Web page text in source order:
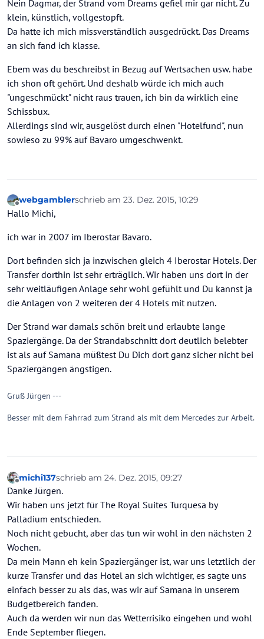
Nein Dagmar, der Strand vom Dreams gefiel mir gar nicht. Zu
klein, künstlich, vollgestopft.
Da hatte ich mich missverständlich ausgedrückt. Das Dreams
an sich fand ich klasse.
Ebem was du beschreibst in Bezug auf Wertsachen usw. habe
ich shon oft gehört. Und deshalb würde ich mich auch
"ungeschmückt" nicht raus trauen, ich bin da wirklich eine
Schissbux.
Allerdings sind wir, ausgelöst durch einen "Hotelfund", nun
sowieso zu 99% auf Bavaro umgeschwenkt.
Offline
webgamblerschrieb am 23. Dez. 2015, 10:29
zuletzt editiert von
Hallo Michi,
ich war in 2007 im Iberostar Bavaro.
Dort befinden sich ja inzwischen gleich 4 Iberostar Hotels. Der
Transfer dorthin ist sehr erträglich. Wir haben uns dort in der
sehr weitläufigen Anlage sehr wohl gefühlt und Du kannst ja
die Anlagen von 2 weiteren der 4 Hotels mit nutzen.
Der Strand war damals schön breit und erlaubte lange
Spaziergänge. Da der Strandabschnitt dort deutlich belebter
ist als auf Samana müßtest Du Dich dort ganz sicher nicht bei
Spaziergängen ängstigen.
Gruß Jürgen ---
Besser mit dem Fahrrad zum Strand als mit dem Mercedes zur Arbeit.
Offline
michi137schrieb am 24. Dez. 2015, 09:27
zuletzt editiert von
Danke Jürgen.
Wir haben uns jetzt für The Royal Suites Turquesa by
Palladium entschieden.
Noch nicht gebucht, aber das tun wir wohl in den nächsten 2
Wochen.
Da mein Mann eh kein Spaziergänger ist, war uns letztlich der
kurze Transfer und das Hotel an sich wichtiger, es sagte uns
einfach besser zu als das, was wir auf Samana in unserem
Budgetbereich fanden.
Auch da werden wir nun das Wetterrisiko eingehen und wohl
Ende September fliegen.